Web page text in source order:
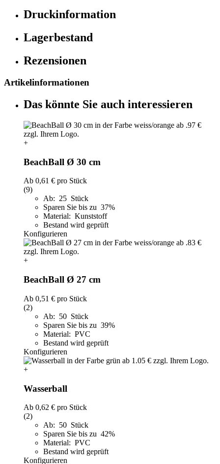
Druckinformation
Lagerbestand
Rezensionen
Artikelinformationen
Das könnte Sie auch interessieren
+
BeachBall Ø 30 cm
Ab 0,61 € pro Stück
(9)
Ab: 25 Stück
Sparen Sie bis zu 37%
Material: Kunststoff
Bestand wird geprüft
Konfigurieren
+
BeachBall Ø 27 cm
Ab 0,51 € pro Stück
(2)
Ab: 50 Stück
Sparen Sie bis zu 39%
Material: PVC
Bestand wird geprüft
Konfigurieren
+
Wasserball
Ab 0,62 € pro Stück
(2)
Ab: 50 Stück
Sparen Sie bis zu 42%
Material: PVC
Bestand wird geprüft
Konfigurieren